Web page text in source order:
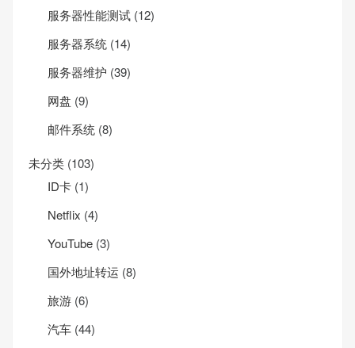
服务器性能测试 (12)
服务器系统 (14)
服务器维护 (39)
网盘 (9)
邮件系统 (8)
未分类 (103)
ID卡 (1)
Net­flix (4)
YouTube (3)
国外地址转运 (8)
旅游 (6)
汽车 (44)